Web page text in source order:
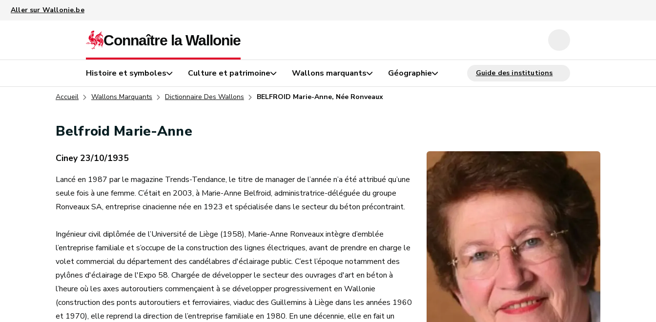
Histoire et symboles Culture et patrimoine Wallons marquants Géographie
Accueil Wallons Marquants Dictionnaire Des Wallons BELFROID Marie-Anne, Née Ronveaux
Belfroid Marie-Anne
Ciney 23/10/1935
Lancé en 1987 par le magazine Trends-Tendance, le titre de manager de l’année n’a été attribué qu’une
seule fois à une femme. C’était en 2003, à Marie-Anne Belfroid, administratrice-déléguée du groupe
Ronveaux SA, entreprise cinacienne née en 1923 et spécialisée dans le secteur du béton précontraint.
Ingénieur civil diplômée de l’Université de Liège (1958), Marie-Anne Ronveaux intègre d’emblée
l’entreprise familiale et s’occupe de la construction des lignes électriques, avant de prendre en charge le
volet commercial du département des candélabres d'éclairage public. C’est l’époque notamment des
pylônes d'éclairage de l'Expo 58. Chargée de développer le secteur des ouvrages d'art en béton à
l’heure où les axes autoroutiers commençaient à se développer progressivement en Wallonie
(construction des ponts autoroutiers et ferroviaires, viaduc des Guillemins à Liège dans les années 1960
et 1970), elle reprend la direction de l’entreprise familiale en 1980. En une décennie, elle en fait un